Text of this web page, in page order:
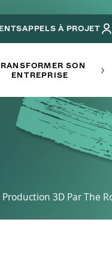
APPELS À PROJET
SON
ENTREPRISE
3D Par The